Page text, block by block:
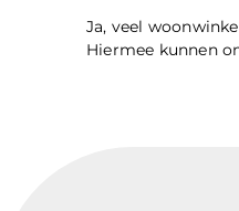
Ja, veel
Hiermee kunnen